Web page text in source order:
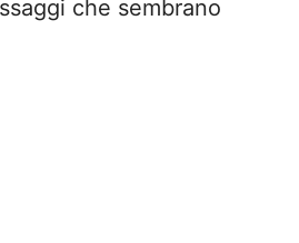
che sembrano